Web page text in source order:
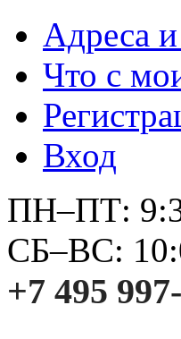
Адреса
Что с
Вход
ПН–ПТ:
СБ–ВС:
+7 495